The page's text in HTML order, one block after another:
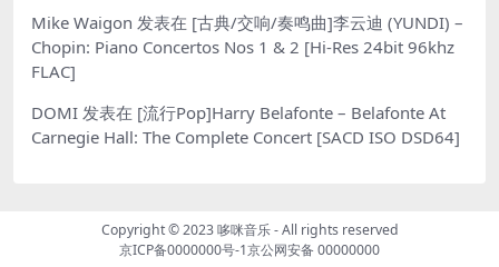
Mike Waigon 发表在 [古典/交响/奏鸣曲]李云迪 (YUNDI) –
Chopin: Piano Concertos Nos 1 & 2 [Hi-Res 24bit 96khz
FLAC]
DOMI 发表在 [流行Pop]Harry Belafonte – Belafonte At
Carnegie Hall: The Complete Concert [SACD ISO DSD64]
Copyright © 2023哆咪音乐- All rights reserved
京ICP备0000000号-1京公网安备 00000000